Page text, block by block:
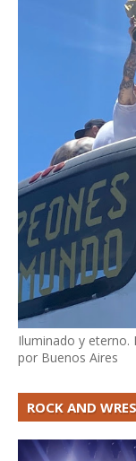
Iluminado y eterno.
por Buenos Aires
ROCK AND